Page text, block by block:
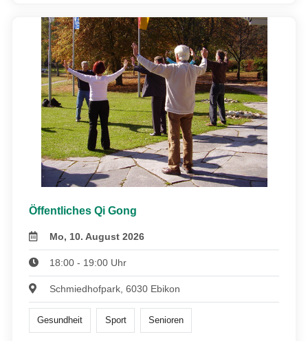
Öffentliches Qi Gong
Mo, 10. August 2026
18:00 - 19:00 Uhr
Schmiedhofpark, 6030 Ebikon
Gesundheit Sport Senioren